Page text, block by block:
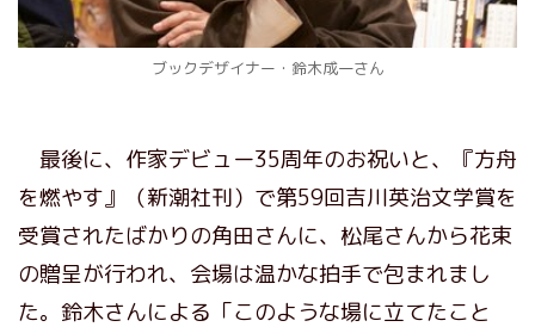
ブックデザイナー・鈴木成一さん
最後に、作家デビュー35周年のお祝いと、『方舟
を燃やす』（新潮社刊）で第59回吉川英治文学賞を
受賞されたばかりの角田さんに、松尾さんから花束
の贈呈が行われ、会場は温かな拍手で包まれまし
た。鈴木さんによる「このような場に立てたこと